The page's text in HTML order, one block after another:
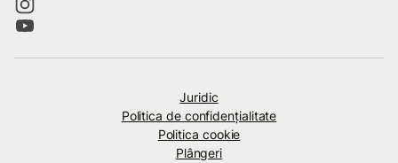
Juridic
Politica de confidenţialitate
Politica cookie
Plângeri